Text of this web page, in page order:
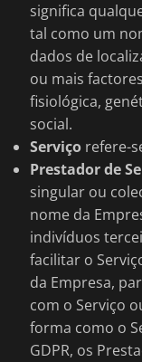
significa
tal como um
dados de
ou mais
fisiológica,
social.
Serviçorefere-
Prestador de
singular ou
nome da
indivíduos
facilitar o
da Empresa,
com o Serviço
forma como o
GDPR, os